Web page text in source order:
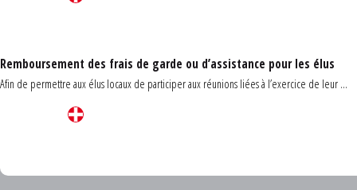
Remboursement des frais de garde ou d’assistance pour les élus
Afin de permettre aux élus locaux de participer aux réunions liées à l’exercice de leur ...